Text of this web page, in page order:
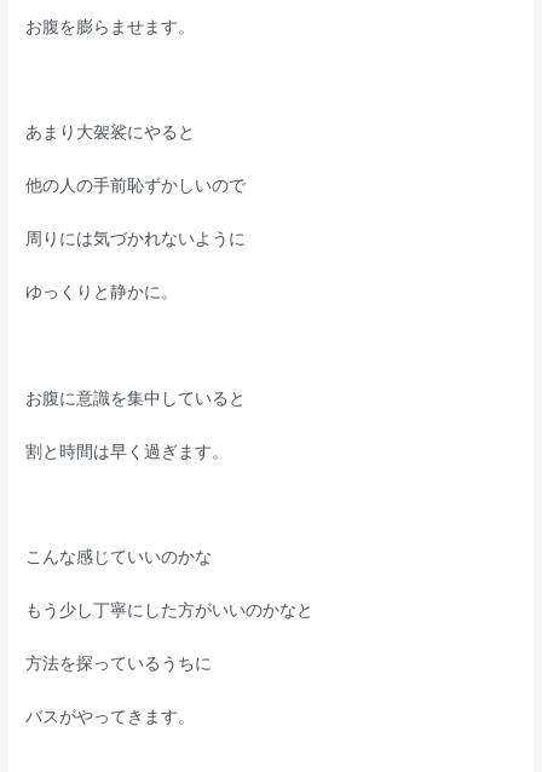
お腹を膨らませます。
あまり大袈裟にやると
他の人の手前恥ずかしいので
周りには気づかれないように
ゆっくりと静かに。
お腹に意識を集中していると
割と時間は早く過ぎます。
こんな感じていいのかな
もう少し丁寧にした方がいいのかなと
方法を探っているうちに
バスがやってきます。